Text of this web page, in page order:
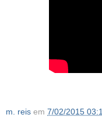
m. reis em 7/02/2015